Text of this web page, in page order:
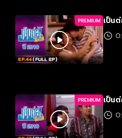
PREMIUM เป็น
PREMIUM เป็น